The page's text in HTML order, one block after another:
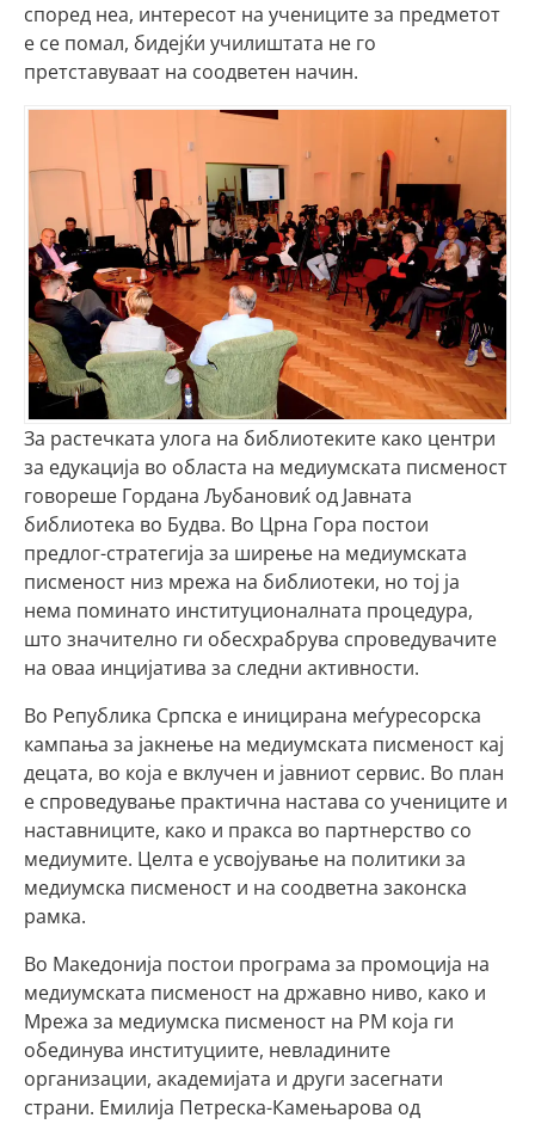
според неа, интересот на учениците за предметот
е се помал, бидејќи училиштата не го
претставуваат на соодветен начин.
За растечката улога на библиотеките како центри
за едукација во областа на медиумската писменост
говореше Гордана Љубановиќ од Јавната
библиотека во Будва. Во Црна Гора постои
предлог-стратегија за ширење на медиумската
писменост низ мрежа на библиотеки, но тој ја
нема поминато институционалната процедура,
што значително ги обесхрабрува спроведувачите
на оваа инцијатива за следни активности.
Во Република Српска е иницирана меѓуресорска
кампања за јакнење на медиумската писменост кај
децата, во која е вклучен и јавниот сервис. Во план
е спроведување практична настава со учениците и
наставниците, како и пракса во партнерство со
медиумите. Целта е усвојување на политики за
медиумска писменост и на соодветна законска
рамка.
Во Македонија постои програма за промоција на
медиумската писменост на државно ниво, како и
Мрежа за медиумска писменост на РМ која ги
обединува институциите, невладините
организации, академијата и други засегнати
страни. Емилија Петреска-Камењарова од